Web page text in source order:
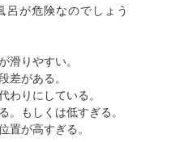
呂が危険なのでしょう
滑りやすい。
差がある。
わりにしている。
。もしくは低すぎる。
置が高すぎる。